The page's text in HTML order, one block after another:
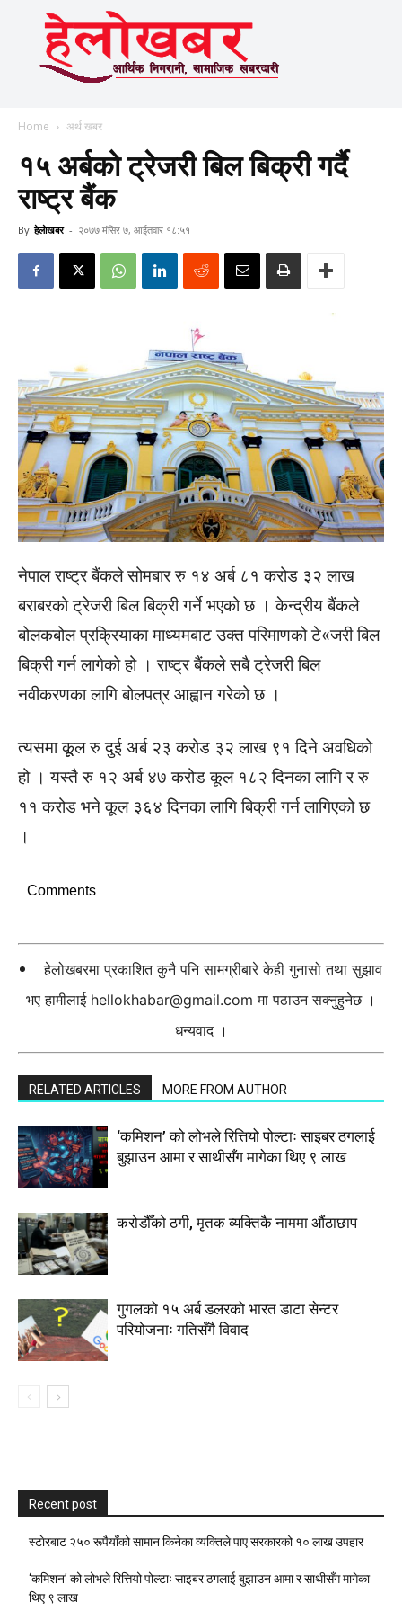
Home अर्थ खबर
१५ अर्बको ट्रेजरी बिल बिक्री गर्दै
राष्ट्र बैंक
By हेलाेखबर - २०७७ मंसिर ७, आईतवार १८:५१
नेपाल राष्ट्र बैंकले सोमबार रु १४ अर्ब ८१ करोड ३२ लाख
बराबरको ट्रेजरी बिल बिक्री गर्ने भएको छ । केन्द्रीय बैंकले
बोलकबोल प्रक्रियाका माध्यमबाट उक्त परिमाणको टे«जरी बिल
बिक्री गर्न लागेको हो । राष्ट्र बैंकले सबै ट्रेजरी बिल
नवीकरणका लागि बोलपत्र आह्वान गरेको छ ।
त्यसमा कूूल रु दुई अर्ब २३ करोड ३२ लाख ९१ दिने अवधिको
हो । यस्तै रु १२ अर्ब ४७ करोड कूल १८२ दिनका लागि र रु
११ करोड भने कूल ३६४ दिनका लागि बिक्री गर्न लागिएको छ
।
Comments
हेलोखबरमा प्रकाशित कुनै पनि सामग्रीबारे केही गुनासो तथा सुझाव
भए हामीलाई hellokhabar@gmail.com मा पठाउन सक्नुहुनेछ ।
धन्यवाद ।
RELATED ARTICLES MORE FROM AUTHOR
‘कमिशन’ को लोभले रित्तियो पोल्टाः साइबर ठगलाई
बुझाउन आमा र साथीसँग मागेका थिए ९ लाख
करोडौँको ठगी, मृतक व्यक्तिकै नाममा औंठाछाप
गुगलको १५ अर्ब डलरको भारत डाटा सेन्टर
परियोजनाः गतिसँगै विवाद
Recent post
स्टाेरबाट २५० रूपैयाँको सामान किनेका व्यक्तिले पाए सरकारको १० लाख उपहार
‘कमिशन’ को लोभले रित्तियो पोल्टाः साइबर ठगलाई बुझाउन आमा र साथीसँग मागेका
थिए ९ लाख